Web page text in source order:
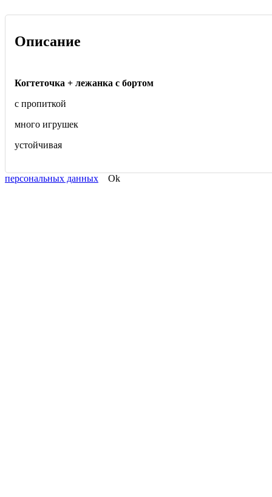
Описание
Когтеточка + лежанка с бортом
с пропиткой
много игрушек
устойчивая
персональных данных Ok